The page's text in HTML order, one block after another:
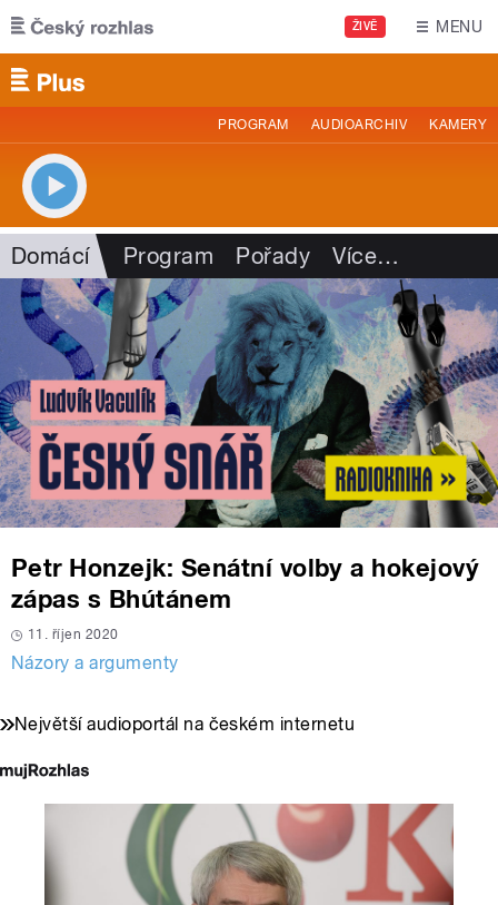
Přejít k hlavnímu obsahu
ŽIVĚ MENU
PROGRAM AUDIOARCHIV KAMERY
Domácí Program Pořady Více…
Petr Honzejk: Senátní volby a hokejový
zápas s Bhútánem
11. říjen 2020
Názory a argumenty
Největší audioportál na českém internetu